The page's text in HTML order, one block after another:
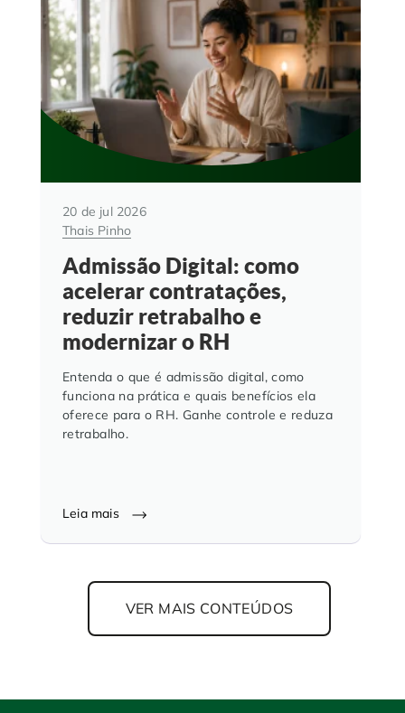
20 de jul 2026
Thais Pinho
Admissão Digital: como
acelerar contratações,
reduzir retrabalho e
modernizar o RH
Entenda o que é admissão digital, como
funciona na prática e quais benefícios ela
oferece para o RH. Ganhe controle e reduza
retrabalho.
Leia mais
VER MAIS CONTEÚDOS